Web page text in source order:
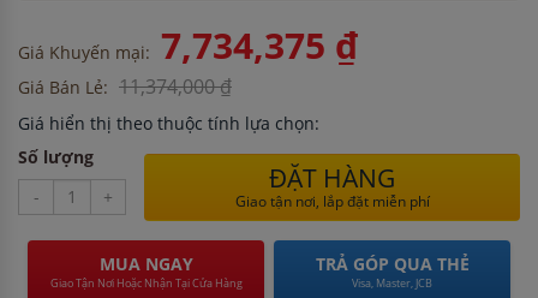
Giá Khuyến mại: 7,734,375 ₫
Giá Bán Lẻ: 11,374,000 ₫
Giá hiển thị theo thuộc tính lựa chọn:
Số lượng
-
+
ĐẶT HÀNG
Giao tận nơi, lắp đặt miễn phí
MUA NGAY
Giao Tận Nơi Hoặc Nhận Tại Cửa Hàng
TRẢ GÓP QUA THẺ
Visa, Master, JCB